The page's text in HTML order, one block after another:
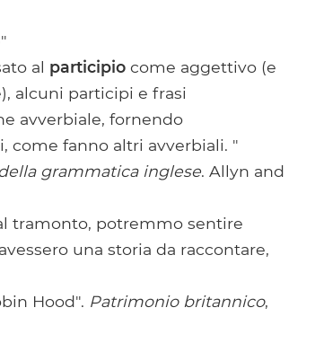
al participiocome aggettivo (e
alcuni participi e frasi
avverbiale, fornendo
come fanno altri avverbiali. "
grammatica inglese. Allyn and
tramonto, potremmo sentire
una storia da raccontare,
Hood". Patrimonio britannico,